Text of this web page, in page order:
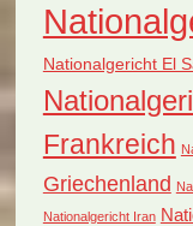
Nationalgericht El
Frankreich
Griechenland
Nationalgericht Iran